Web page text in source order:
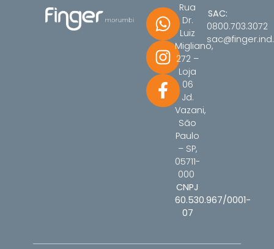
SAC:
0800.703.3072
Rua
Dr.
Luiz
Migliano,
272 –
Loja
06
Jd.
Vazani,
São
Paulo
– SP,
05711-
000
CNPJ
60.530.967/0001-
07